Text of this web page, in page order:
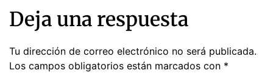
Deja una respuesta
Tu dirección de correo electrónico no será publicada.
Los campos obligatorios están marcados con *